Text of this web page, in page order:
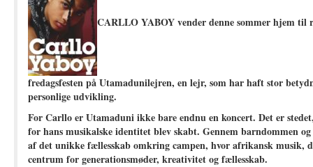
CARLLO YABOY vender denne sommer hjem
fredagsfesten på Utamadunilejren, en lejr, som har haft stor
personlige udvikling.
For Carllo er Utamaduni ikke bare endnu en koncert. Det er
for hans musikalske identitet blev skabt. Gennem barndommen
af det unikke fællesskab omkring campen, hvor afrikansk
centrum for generationsmøder, kreativitet og fællesskab.